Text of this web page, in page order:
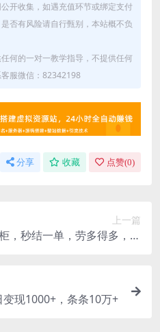
开收集，如遇充值环节或绑定支付
否有风险请自行甄别，本站概不负
何的一对一教学指导，不提供任何
服微信：82342198
分享 收藏 点赞(0)
上一篇
，秒结一单，劳多得多，新
现1000+，条条10万+